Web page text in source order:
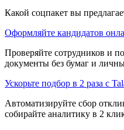
Какой соцпакет вы
Оформляйте кандидатов
Проверяйте сотрудников и
документы без бумаг и
Ускорьте подбор в 2 раза с
Автоматизируйте сбор
собирайте аналитику в 2